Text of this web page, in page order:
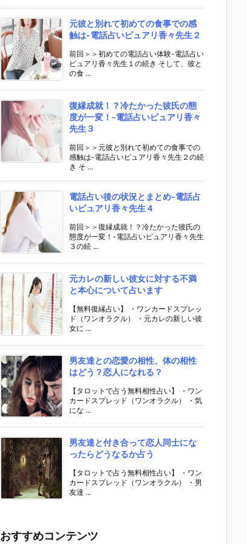
元彼と別れて初めての食事での感
触は-電話占いピュアリ香々先生２
前回＞＞初めての電話占い体験-電話占い
ピュアリ香々先生１の続き そして、彼と
の食 ...
復縁成就！？冷たかった彼氏の態
度が一変！-電話占いピュアリ香々
先生３
前回＞＞元彼と別れて初めての食事での
感触は-電話占いピュアリ香々先生２の続
き そ ...
電話占い後の状況とまとめ-電話占
いピュアリ香々先生４
前回＞＞復縁成就！？冷たかった彼氏の
態度が一変！-電話占いピュアリ香々先生
３の続 ...
元カレの新しい彼女に対する不満
と本心について占います
【無料復縁占い】 ・ワンカードスプレッ
ド（ワンオラクル） ・元カレの新しい彼
女に ...
男友達との恋愛の相性、体の相性
はどう？恋人になれる？
【タロットで占う無料相性占い】 ・ワン
カードスプレッド（ワンオラクル） ・気
にな ...
男友達と付き合って恋人同士にな
ったらどうなるか占う
【タロットで占う無料相性占い】 ・ワン
カードスプレッド（ワンオラクル） ・男
友達 ...
おすすめコンテンツ